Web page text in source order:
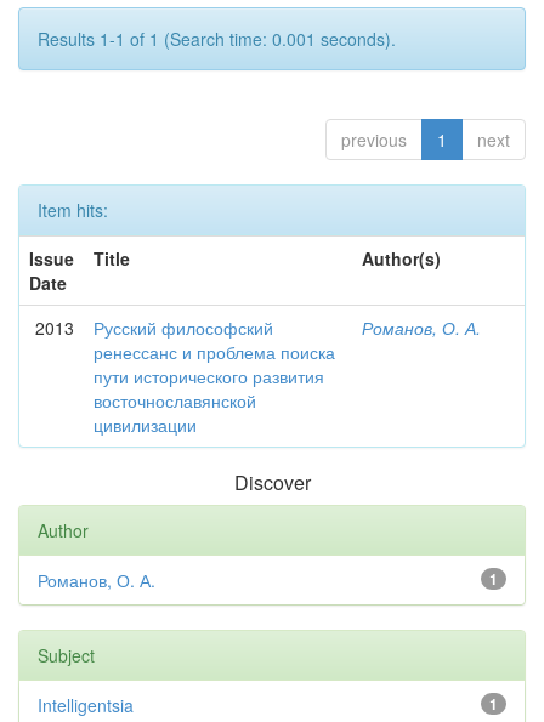
Results 1-1 of 1 (Search time: 0.001 seconds).
previous 1 next
Item hits:
Issue
Date
Title Author(s)
2013
Русский философский
ренессанс и проблема поиска
пути исторического развития
восточнославянской
цивилизации
Романов, О. А.
Discover
Author
1
Романов, О. А.
Subject
1
Intelligentsia